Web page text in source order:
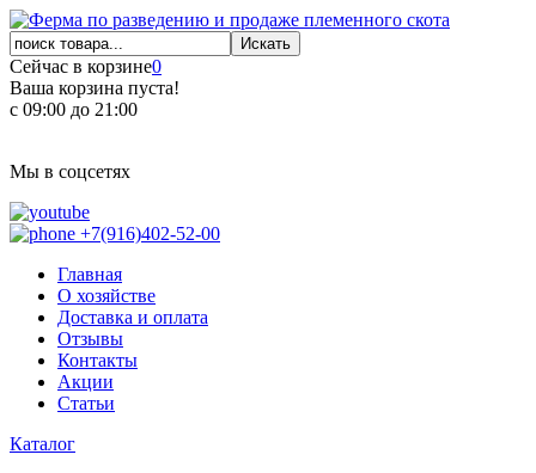
Сейчас в корзине0
Ваша корзина пуста!
с 09:00 до 21:00
Мы в соцсетях
+7(916)402-52-00
Главная
О хозяйстве
Доставка и оплата
Отзывы
Контакты
Акции
Статьи
Каталог